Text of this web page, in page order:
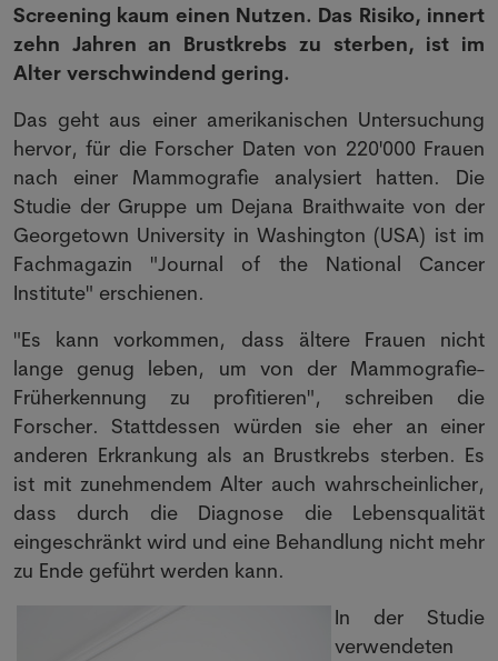
Screening kaum einen Nutzen. Das Risiko, innert
zehn Jahren an Brustkrebs zu sterben, ist im
Alter verschwindend gering.
Das geht aus einer amerikanischen Untersuchung
hervor, für die Forscher Daten von 220'000 Frauen
nach einer Mammografie analysiert hatten. Die
Studie der Gruppe um Dejana Braithwaite von der
Georgetown University in Washington (USA) ist im
Fachmagazin "Journal of the National Cancer
Institute" erschienen.
"Es kann vorkommen, dass ältere Frauen nicht
lange genug leben, um von der Mammografie-
Früherkennung zu profitieren", schreiben die
Forscher. Stattdessen würden sie eher an einer
anderen Erkrankung als an Brustkrebs sterben. Es
ist mit zunehmendem Alter auch wahrscheinlicher,
dass durch die Diagnose die Lebensqualität
eingeschränkt wird und eine Behandlung nicht mehr
zu Ende geführt werden kann.
In der Studie
verwendeten